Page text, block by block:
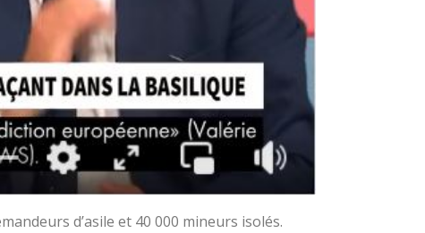
d’asile et 40 000 mineurs isolés.